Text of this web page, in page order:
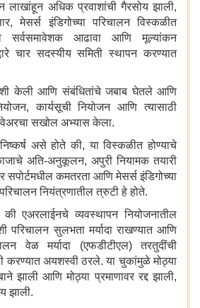
लाखांहून अधिक प्रवाशांची गैरसोय झाली,
मेसर्स इंडिगोच्या परिचालन विस्कळीत
सर्वसमावेशक आढावा आणि मूल्यांकन
चार सदस्यीय समिती स्थापन करण्यात
केली आणि संबंधितांचे जबाब घेतले आणि
कार्यसूची नियोजन आणि त्यासाठी
सखोल अभ्यास केला.
असे होते की, या विस्कळीत होण्याचे
अति-अनुकूलन, अपुरी नियामक तयारी
कमतरता आणि मेसर्स इंडिगोच्या
नियंत्रणातील त्रुटी हे होते.
एअरलाईनचे व्यवस्थापन नियोजनातील
परिचालन सुलभता मर्यादा राखण्यात आणि
वेळ मर्यादा (एफडीटीएल) तरतुदींची
करण्यात अयशस्वी ठरले. या चुकांमुळे मोठ्या
झाली आणि मोठ्या प्रमाणावर रद्द झाली,
झाली.